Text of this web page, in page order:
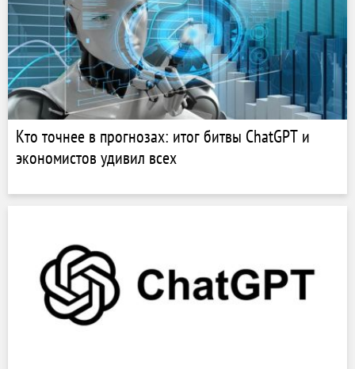
Кто точнее в прогнозах: итог битвы ChatGPT и
экономистов удивил всех